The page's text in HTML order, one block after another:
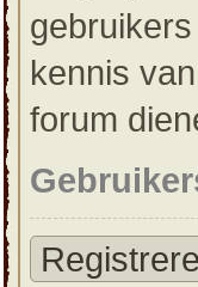
kennis
forum